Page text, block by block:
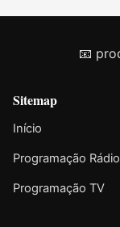
📧
Sitemap
Início
Programação Rádio
Programação TV